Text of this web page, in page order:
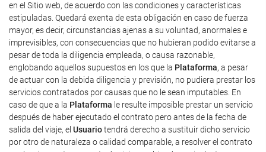
en el Sitio web, de acuerdo con las condiciones y características
estipuladas. Quedará exenta de esta obligación en caso de fuerza
mayor, es decir, circunstancias ajenas a su voluntad, anormales e
imprevisibles, con consecuencias que no hubieran podido evitarse a
pesar de toda la diligencia empleada, o causa razonable,
englobando aquellos supuestos en los que la Plataforma, a pesar
de actuar con la debida diligencia y previsión, no pudiera prestar los
servicios contratados por causas que no le sean imputables. En
caso de que a la Plataforma le resulte imposible prestar un servicio
después de haber ejecutado el contrato pero antes de la fecha de
salida del viaje, el Usuariotendrá derecho a sustituir dicho servicio
por otro de naturaleza o calidad comparable, a resolver el contrato